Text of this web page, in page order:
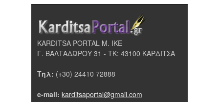
KARDITSA PORTAL Μ. ΙΚΕ
Γ. ΒΑΛΤΑΔΩΡΟΥ 31 - ΤΚ: 43100 ΚΑΡΔΙΤΣΑ
Τηλ: (+30) 24410 72888
e-mail: karditsaportal@gmail.com